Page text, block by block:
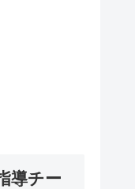
導チー